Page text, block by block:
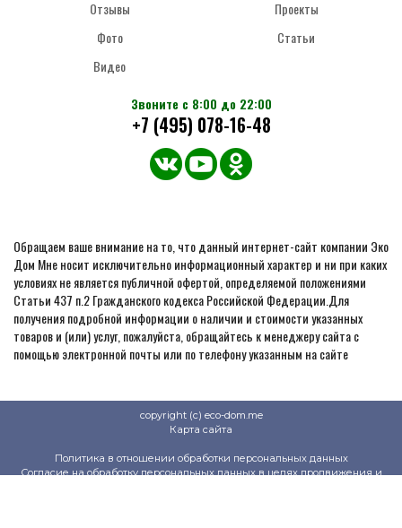
Отзывы
Фото
Видео
Проекты
Статьи
Звоните с 8:00 до 22:00
+7 (495) 078-16-48
Обращаем ваше внимание на то, что данный интернет-сайт компании Эко
Дом Мне носит исключительно информационный характер и ни при каких
условиях не является публичной офертой, определяемой положениями
Статьи 437 п.2 Гражданского кодекса Российской Федерации.Для
получения подробной информации о наличии и стоимости указанных
товаров и (или) услуг, пожалуйста, обращайтесь к менеджеру сайта с
помощью электронной почты или по телефону указанным на сайте
copyright (c) eco-dom.me
Карта сайта
Политика в отношении обработки персональных данных
Согласие на обработку персональных данных в целях продвижения и